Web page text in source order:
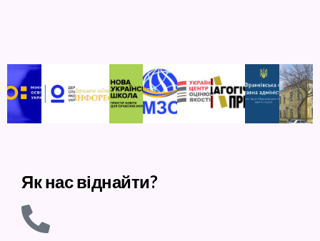
Як нас віднайти?